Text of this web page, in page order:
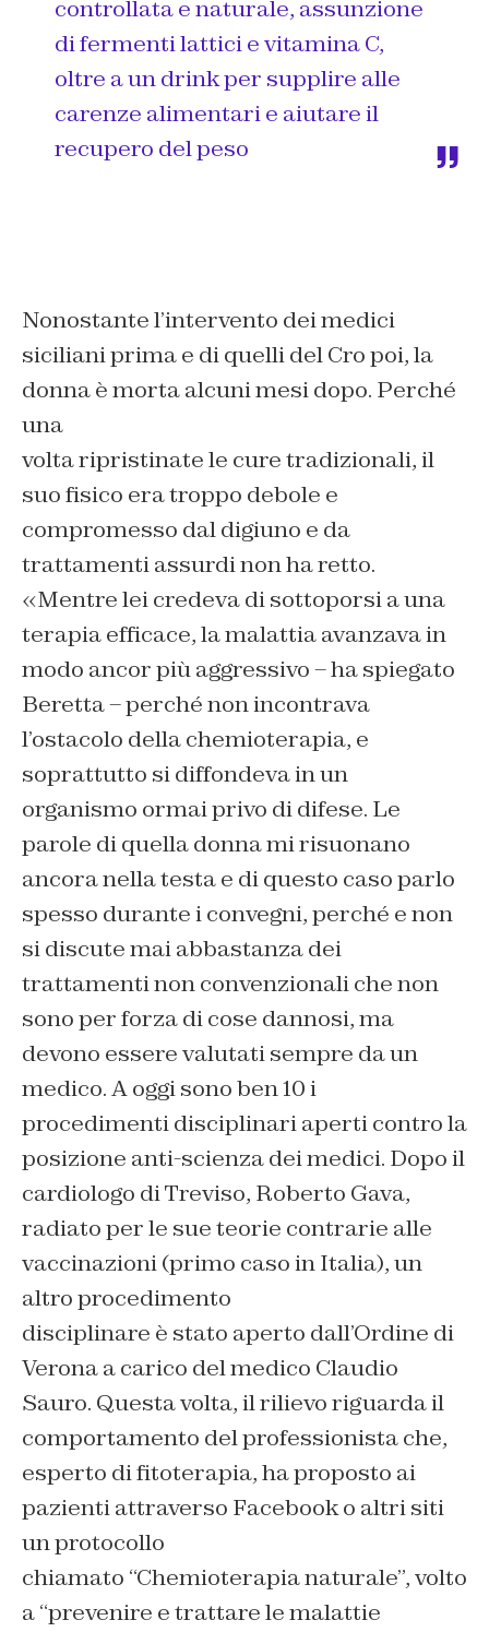
controllata e naturale, assunzione
di fermenti lattici e vitamina C,
oltre a un drink per supplire alle
carenze alimentari e aiutare il
recupero del peso
Nonostante l’intervento dei medici
siciliani prima e di quelli del Cro poi, la
donna è morta alcuni mesi dopo. Perché
una
volta ripristinate le cure tradizionali, il
suo fisico era troppo debole e
compromesso dal digiuno e da
trattamenti assurdi non ha retto.
«Mentre lei credeva di sottoporsi a una
terapia efficace, la malattia avanzava in
modo ancor più aggressivo – ha spiegato
Beretta – perché non incontrava
l’ostacolo della chemioterapia, e
soprattutto si diffondeva in un
organismo ormai privo di difese. Le
parole di quella donna mi risuonano
ancora nella testa e di questo caso parlo
spesso durante i convegni, perché e non
si discute mai abbastanza dei
trattamenti non convenzionali che non
sono per forza di cose dannosi, ma
devono essere valutati sempre da un
medico. A oggi sono ben 10 i
procedimenti disciplinari aperti contro la
posizione anti-scienza dei medici. Dopo il
cardiologo di Treviso, Roberto Gava,
radiato per le sue teorie contrarie alle
vaccinazioni (primo caso in Italia), un
altro procedimento
disciplinare è stato aperto dall’Ordine di
Verona a carico del medico Claudio
Sauro. Questa volta, il rilievo riguarda il
comportamento del professionista che,
esperto di fitoterapia, ha proposto ai
pazienti attraverso Facebook o altri siti
un protocollo
chiamato “Chemioterapia naturale”, volto
a “prevenire e trattare le malattie